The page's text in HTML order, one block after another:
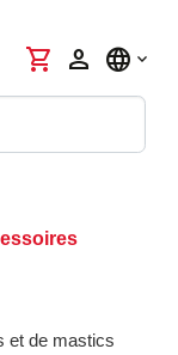
shopping_cart person language
et de mastics